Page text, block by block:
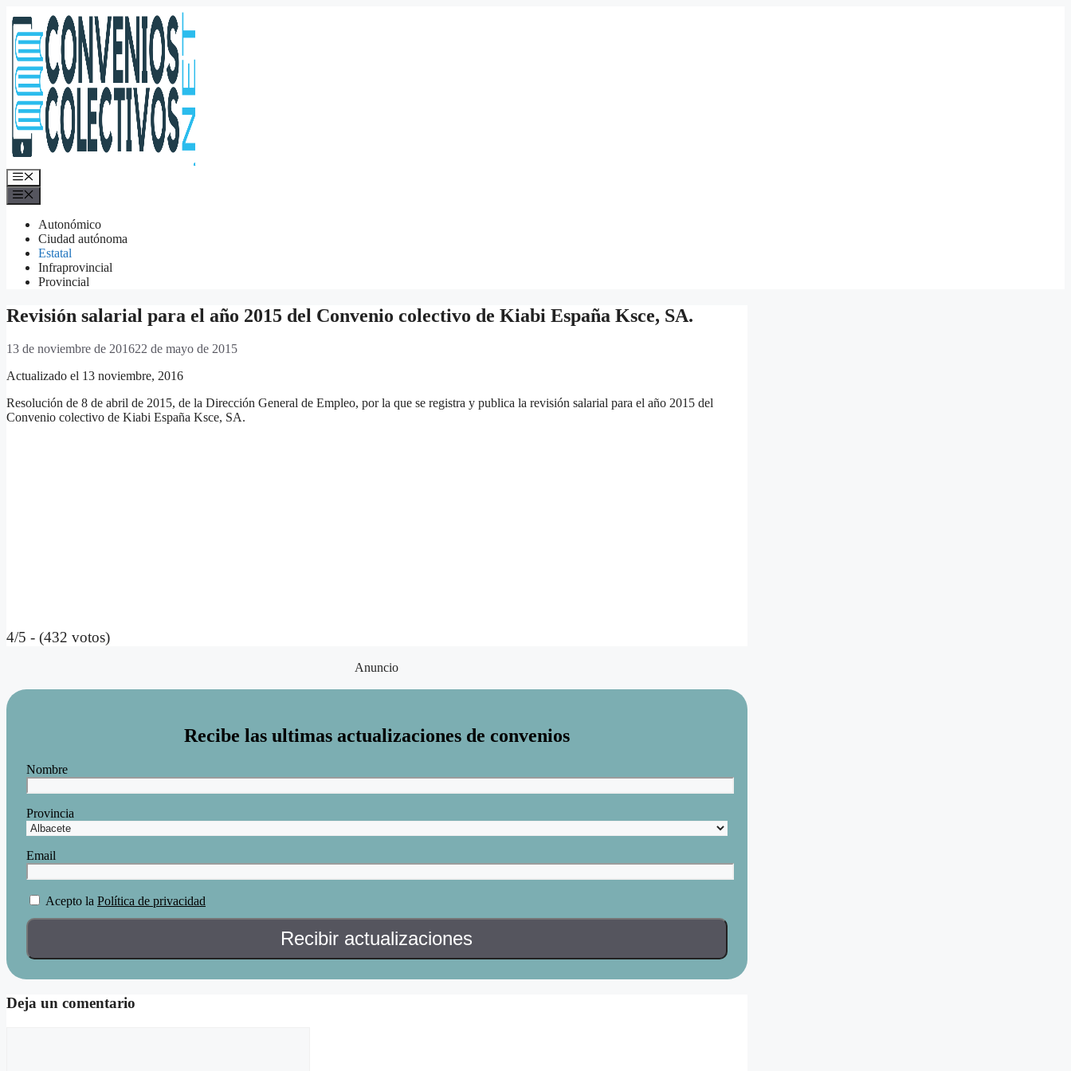
al
contenido
Menú
Autonómico
Ciudad autónoma
Estatal
Infraprovincial
Provincial
Revisión salarial para el año 2015 del Convenio colectivo de Kiabi España Ksce, SA.
13 de noviembre de 201622 de mayo de 2015
Actualizado el 13 noviembre, 2016
Resolución de 8 de abril de 2015, de la Dirección General de Empleo, por la que se registra y publica la revisión salarial para el año 2015 del
Convenio colectivo de Kiabi España Ksce, SA.
4/5 - (432 votos)
Anuncio
Recibe las ultimas actualizaciones de convenios
Nombre
Provincia
Email
Acepto la Política de privacidad
Deja un comentario